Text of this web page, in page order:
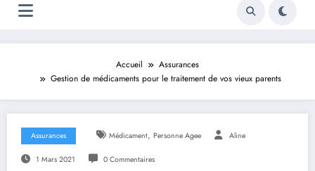
Accueil
Assurances
Gestion de médicaments pour le traitement de vos vieux parents
Assurances Médicament, Personne Agee Aline
1 Mars 2021 0 Commentaires